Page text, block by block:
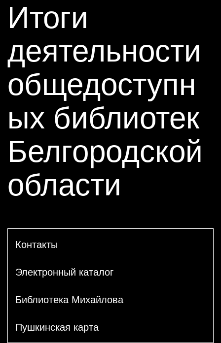
Итоги
деятельности
общедоступн
ых библиотек
Белгородской
области
Контакты
Электронный каталог
Библиотека Михайлова
Пушкинская карта